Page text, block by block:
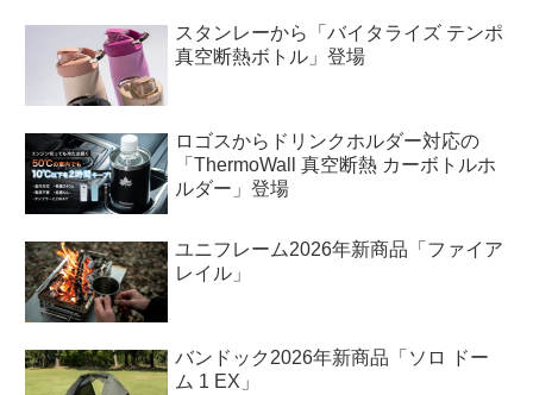
スタンレーから「バイタライズ テンポ
真空断熱ボトル」登場
ロゴスからドリンクホルダー対応の
「ThermoWall 真空断熱 カーボトルホ
ルダー」登場
ユニフレーム2026年新商品「ファイア
レイル」
バンドック2026年新商品「ソロ ドー
ム 1 EX」